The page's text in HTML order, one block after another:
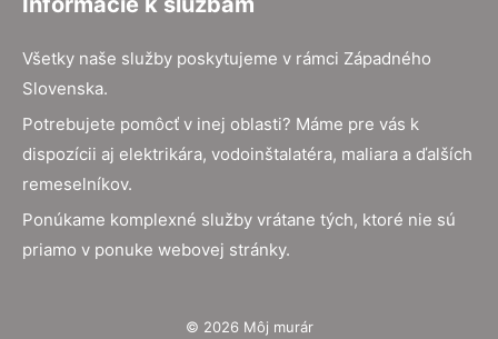
Všetky naše služby poskytujeme v rámci Západného
Slovenska.
Potrebujete pomôcť v inej oblasti? Máme pre vás k
dispozícii aj elektrikára, vodoinštalatéra, maliara a ďalších
remeselníkov.
Ponúkame komplexné služby vrátane tých, ktoré nie sú
priamo v ponuke webovej stránky.
© 2026 Môj murár